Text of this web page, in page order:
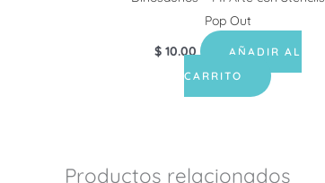
Pop Out
$10.00
AÑADIR AL
CARRITO
Productos relacionados